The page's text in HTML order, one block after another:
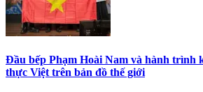
Đầu bếp Phạm Hoài Nam và hành trình
thực Việt trên bản đồ thế giới